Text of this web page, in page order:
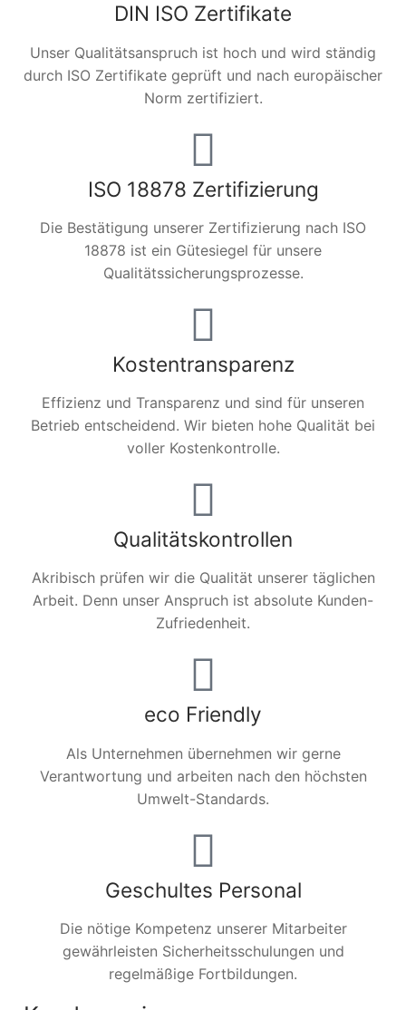
DIN ISO Zertifikate
Unser Qualitätsanspruch ist hoch und wird ständig
durch ISO Zertifikate geprüft und nach europäischer
Norm zertifiziert.
ISO 18878 Zertifizierung
Die Bestätigung unserer Zertifizierung nach ISO
18878 ist ein Gütesiegel für unsere
Qualitätssicherungsprozesse.
Kostentransparenz
Effizienz und Transparenz und sind für unseren
Betrieb entscheidend. Wir bieten hohe Qualität bei
voller Kostenkontrolle.
Qualitätskontrollen
Akribisch prüfen wir die Qualität unserer täglichen
Arbeit. Denn unser Anspruch ist absolute Kunden-
Zufriedenheit.
eco Friendly
Als Unternehmen übernehmen wir gerne
Verantwortung und arbeiten nach den höchsten
Umwelt-Standards.
Geschultes Personal
Die nötige Kompetenz unserer Mitarbeiter
gewährleisten Sicherheitsschulungen und
regelmäßige Fortbildungen.